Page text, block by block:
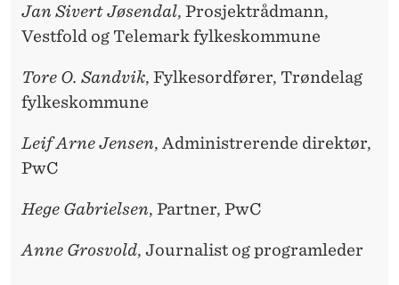
Jan Sivert Jøsendal, Prosjektrådmann,
Vestfold og Telemark fylkeskommune
Tore O. Sandvik, Fylkesordfører, Trøndelag
fylkeskommune
Leif Arne Jensen, Administrerende direktør,
PwC
Hege Gabrielsen, Partner, PwC
Anne Grosvold, Journalist og programleder